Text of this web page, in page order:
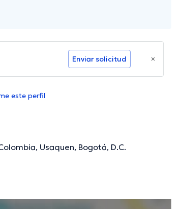
Enviar solicitud
este perfil
Usaquen, Bogotá, D.C.